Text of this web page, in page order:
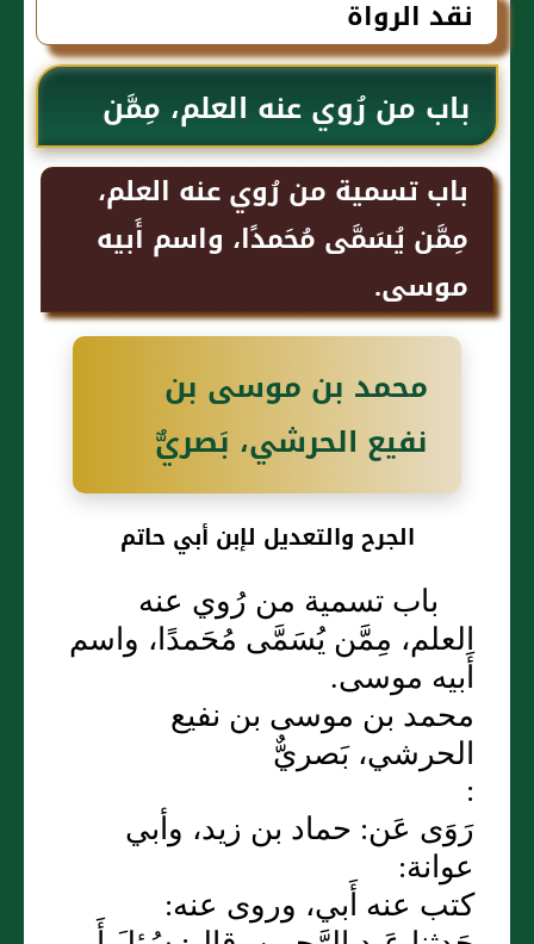
نقد الرواة
باب من رُوي عنه العلم، مِمَّن
يُسَمَّى مُحَمدًا، واسم أَبيه
العباس.
باب تسمية من رُوي عنه العلم،
مِمَّن يُسَمَّى مُحَمدًا، واسم أَبيه
موسى.
محمد بن موسى بن
نفيع الحرشي، بَصريٌّ
الجرح والتعديل لإبن أبي حاتم
باب تسمية من رُوي عنه
العلم، مِمَّن يُسَمَّى مُحَمدًا، واسم
أَبيه موسى.
محمد بن موسى بن نفيع
الحرشي، بَصريٌّ
:
رَوَى عَن: حماد بن زيد، وأبي
عوانة:
كتب عنه أَبي، وروى عنه: